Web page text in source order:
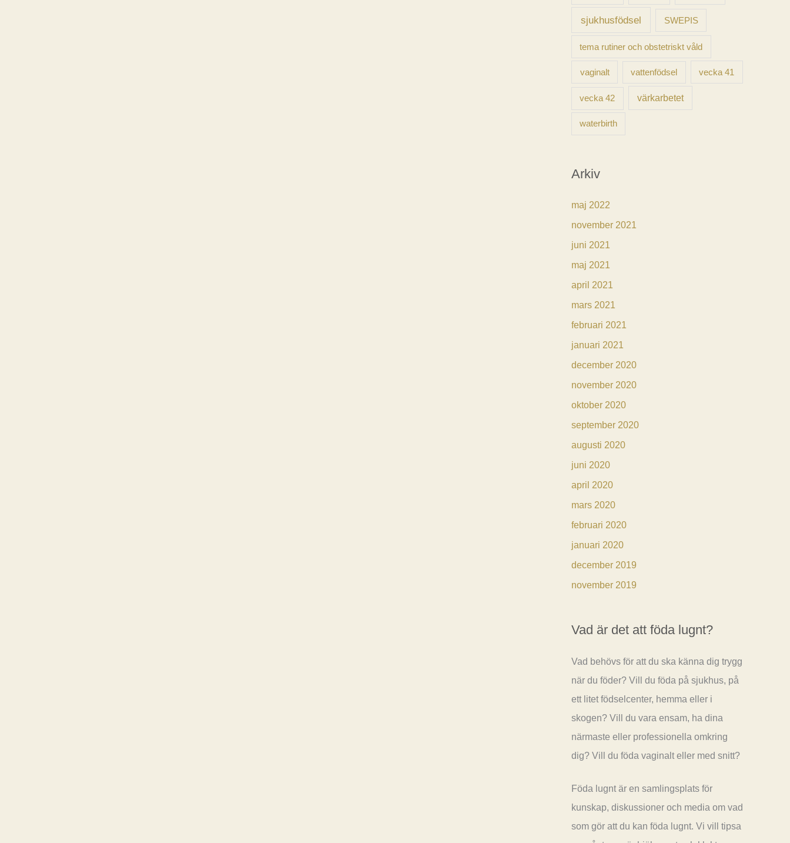
sjukhusfödsel SWEPIS
tema rutiner och obstetriskt våld
vaginalt vattenfödsel vecka 41
vecka 42 värkarbetet
waterbirth
Arkiv
maj 2022
november 2021
juni 2021
maj 2021
april 2021
mars 2021
februari 2021
januari 2021
december 2020
november 2020
oktober 2020
september 2020
augusti 2020
juni 2020
april 2020
mars 2020
februari 2020
januari 2020
december 2019
november 2019
Vad är det att föda lugnt?
Vad behövs för att du ska känna dig trygg
när du föder? Vill du föda på sjukhus, på
ett litet födselcenter, hemma eller i
skogen? Vill du vara ensam, ha dina
närmaste eller professionella omkring
dig? Vill du föda vaginalt eller med snitt?
Föda lugnt är en samlingsplats för
kunskap, diskussioner och media om vad
som gör att du kan föda lugnt. Vi vill tipsa